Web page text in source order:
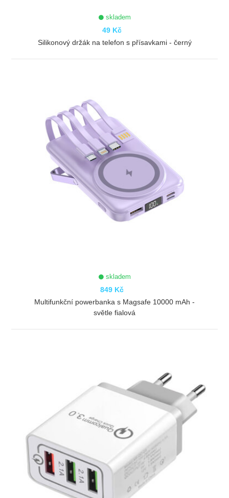
skladem
49 Kč
Silikonový držák na telefon s přísavkami - černý
skladem
849 Kč
Multifunkční powerbanka s Magsafe 10000 mAh -
světle fialová